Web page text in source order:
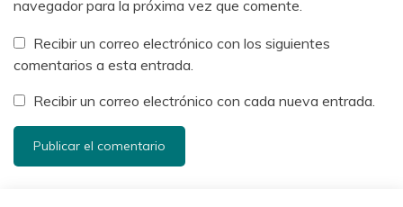
navegador para la próxima vez que comente.
Recibir un correo electrónico con los siguientes
comentarios a esta entrada.
Recibir un correo electrónico con cada nueva entrada.